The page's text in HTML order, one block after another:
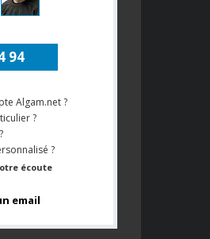
94
Algam.net ?
?
?
écoute
email